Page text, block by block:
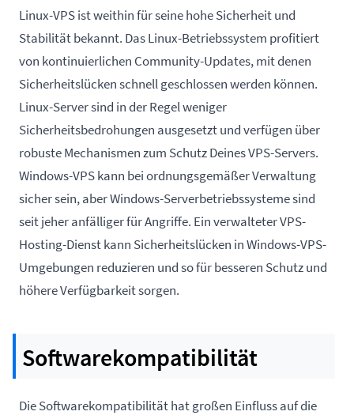
Linux-VPS ist weithin für seine hohe Sicherheit und
Stabilität bekannt. Das Linux-Betriebssystem profitiert
von kontinuierlichen Community-Updates, mit denen
Sicherheitslücken schnell geschlossen werden können.
Linux-Server sind in der Regel weniger
Sicherheitsbedrohungen ausgesetzt und verfügen über
robuste Mechanismen zum Schutz Deines VPS-Servers.
Windows-VPS kann bei ordnungsgemäßer Verwaltung
sicher sein, aber Windows-Serverbetriebssysteme sind
seit jeher anfälliger für Angriffe. Ein verwalteter VPS-
Hosting-Dienst kann Sicherheitslücken in Windows-VPS-
Umgebungen reduzieren und so für besseren Schutz und
höhere Verfügbarkeit sorgen.
Softwarekompatibilität
Die Softwarekompatibilität hat großen Einfluss auf die